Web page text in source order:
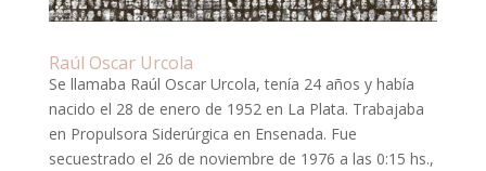
Raúl Oscar Urcola
Se llamaba Raúl Oscar Urcola, tenía 24 años y había
nacido el 28 de enero de 1952 en La Plata. Trabajaba
en Propulsora Siderúrgica en Ensenada. Fue
secuestrado el 26 de noviembre de 1976 a las 0:15 hs.,